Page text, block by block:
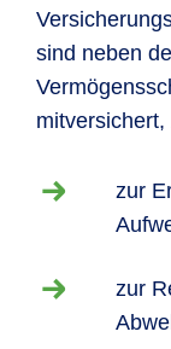
sind neben
zur
zur